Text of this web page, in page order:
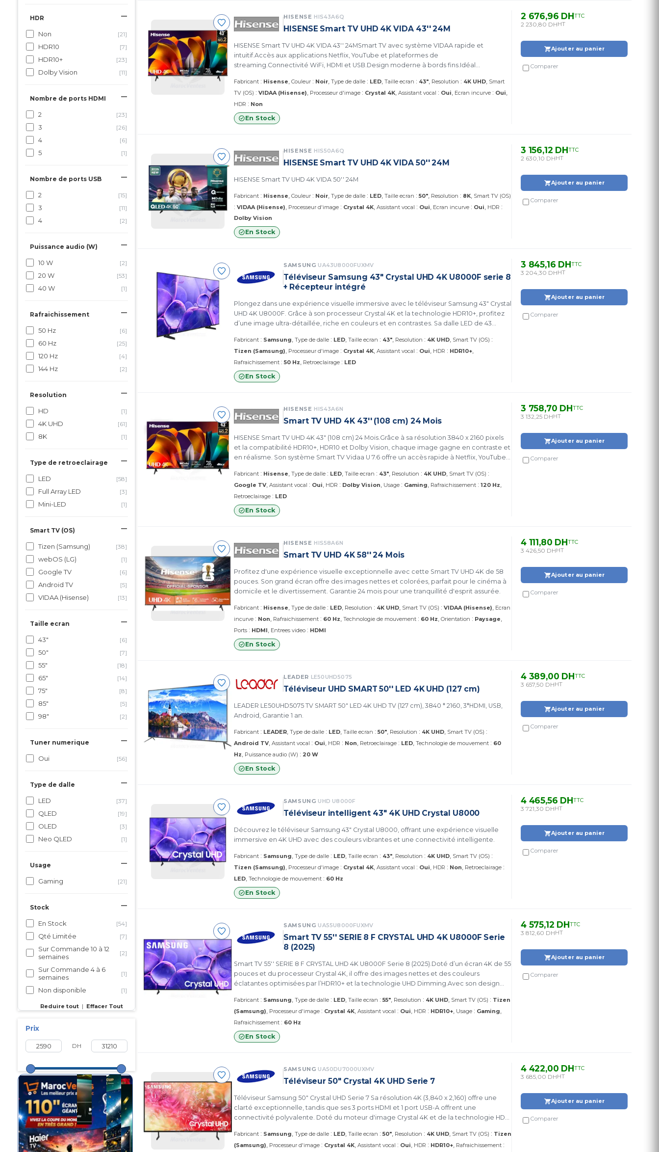
HDR
Non [21]
HDR10 [7]
HDR10+ [23]
Dolby Vision [11]
Nombre de ports HDMI
2 [23]
3 [26]
4 [6]
5 [1]
Nombre de ports USB
2 [15]
3 [11]
4 [2]
Puissance audio (W)
10 W [2]
20 W [53]
40 W [1]
Rafraichissement
50 Hz [6]
60 Hz [25]
120 Hz [4]
144 Hz [2]
Resolution
HD [1]
4K UHD [61]
8K [1]
Type de retroeclairage
LED [58]
Full Array LED [3]
Mini-LED [1]
Smart TV (OS)
Tizen (Samsung) [38]
webOS (LG) [1]
Google TV [6]
Android TV [5]
VIDAA (Hisense) [13]
Taille ecran
43" [6]
50" [7]
55" [18]
65" [14]
75" [8]
85" [5]
98" [2]
Tuner numerique
Oui [56]
Type de dalle
LED [37]
QLED [19]
OLED [3]
Neo QLED [1]
Usage
Gaming [21]
Stock
En Stock [54]
Qté Limitée [7]
Sur Commande 10 à 12
semaines
[2]
Sur Commande 4 à 6
semaines
[1]
Non disponible [1]
Reduire tout | Effacer Tout
Prix
DH
Maroc FiFa 2026
Les prix ouf sur
la gammeHisense
Maroc
HISENSE HIS43A6Q
HISENSE Smart TV UHD 4K VIDA 43'' 24M
HISENSE Smart TV UHD 4K VIDA 43'' 24MSmart TV avec système VIDAA rapide et
intuitif.Accès aux applications Netflix, YouTube et plateformes de
streaming.Connectivité WiFi, HDMI et USB.Design moderne à bords fins.Idéal
Fabricant : Hisense Couleur : Noir Type de dalle : LED Taille ecran : 43" Resolution : 4K UHD Smart
TV (OS) : VIDAA (Hisense) Processeur d'image : Crystal 4K Assistant vocal : Oui Ecran incurve : Oui
HDR : Non
En Stock
2 676,96 DHTTC
2 230,80 DHHT
Ajouter au panier
Comparer
HISENSE HIS50A6Q
HISENSE Smart TV UHD 4K VIDA 50'' 24M
HISENSE Smart TV UHD 4K VIDA 50'' 24M
Fabricant : Hisense Couleur : Noir Type de dalle : LED Taille ecran : 50" Resolution : 8K Smart TV (OS)
: VIDAA (Hisense) Processeur d'image : Crystal 4K Assistant vocal : Oui Ecran incurve : Oui HDR :
Dolby Vision
En Stock
3 156,12 DHTTC
2 630,10 DHHT
Ajouter au panier
Comparer
SAMSUNG UA43U8000FUXMV
Téléviseur Samsung 43" Crystal UHD 4K U8000F serie 8
+ Récepteur intégré
Plongez dans une expérience visuelle immersive avec le téléviseur Samsung 43" Crystal
UHD 4K U8000F. Grâce à son processeur Crystal 4K et la technologie HDR10+, profitez
d’une image ultra-détaillée, riche en couleurs et en contrastes. Sa dalle LED de 43
Fabricant : Samsung Type de dalle : LED Taille ecran : 43" Resolution : 4K UHD Smart TV (OS) :
Tizen (Samsung) Processeur d'image : Crystal 4K Assistant vocal : Oui HDR : HDR10+
Rafraichissement : 50 Hz Retroeclairage : LED
En Stock
3 845,16 DHTTC
3 204,30 DHHT
Ajouter au panier
Comparer
HISENSE HIS43A6N
Smart TV UHD 4K 43'' (108 cm) 24 Mois
HISENSE Smart TV UHD 4K 43" (108 cm) 24 Mois.Grâce à sa résolution 3840 x 2160 pixels
et la compatibilité HDR10+, HDR10 et Dolby Vision, chaque image gagne en contraste et
en réalisme. Son système Smart TV Vidaa U 7.6 offre un accès rapide à Netflix, YouTube,
Alexa/Google Assistant simplifient le contrôle. (HISENSE HIS43A6N)
Fabricant : Hisense Type de dalle : LED Taille ecran : 43" Resolution : 4K UHD Smart TV (OS) :
Google TV Assistant vocal : Oui HDR : Dolby Vision Usage : Gaming Rafraichissement : 120 Hz
Retroeclairage : LED
En Stock
3 758,70 DHTTC
3 132,25 DHHT
Ajouter au panier
Comparer
HISENSE HIS58A6N
Smart TV UHD 4K 58'' 24 Mois
Profitez d'une expérience visuelle exceptionnelle avec cette Smart TV UHD 4K de 58
pouces. Son grand écran offre des images nettes et colorées, parfait pour le cinéma à
domicile et le divertissement. Garantie 24 mois pour une tranquillité d'esprit assurée.
Fabricant : Hisense Type de dalle : LED Resolution : 4K UHD Smart TV (OS) : VIDAA (Hisense) Ecran
incurve : Non Rafraichissement : 60 Hz Technologie de mouvement : 60 Hz Orientation : Paysage
Ports : HDMI Entrees video : HDMI
En Stock
4 111,80 DHTTC
3 426,50 DHHT
Ajouter au panier
Comparer
LEADER LE50UHD5075
Téléviseur UHD SMART 50'' LED 4K UHD (127 cm)
LEADER LE50UHD5075 TV SMART 50" LED 4K UHD TV (127 cm), 3840 * 2160, 3*HDMI, USB,
Android, Garantie 1 an.
Fabricant : LEADER Type de dalle : LED Taille ecran : 50" Resolution : 4K UHD Smart TV (OS) :
Android TV Assistant vocal : Oui HDR : Non Retroeclairage : LED Technologie de mouvement : 60
Hz Puissance audio (W) : 20 W
En Stock
4 389,00 DHTTC
3 657,50 DHHT
Ajouter au panier
Comparer
SAMSUNG UHD U8000F
Téléviseur intelligent 43" 4K UHD Crystal U8000
Découvrez le téléviseur Samsung 43" Crystal U8000, offrant une expérience visuelle
immersive en 4K UHD avec des couleurs vibrantes et une connectivité intelligente.
Fabricant : Samsung Type de dalle : LED Taille ecran : 43" Resolution : 4K UHD Smart TV (OS) :
Tizen (Samsung) Processeur d'image : Crystal 4K Assistant vocal : Oui HDR : Non Retroeclairage :
LED Technologie de mouvement : 60 Hz
En Stock
4 465,56 DHTTC
3 721,30 DHHT
Ajouter au panier
Comparer
SAMSUNG UA55U8000FUXMV
Smart TV 55'' SERIE 8 F CRYSTAL UHD 4K U8000F Serie
8 (2025)
Smart TV 55'' SERIE 8 F CRYSTAL UHD 4K U8000F Serie 8 (2025).Doté d’un écran 4K de 55
pouces et du processeur Crystal 4K, il offre des images nettes et des couleurs
éclatantes optimisées par l’HDR10+ et la technologie UHD Dimming.Avec son design
performance et intelligence. (Samsung UA55U8000FUXMV)
Fabricant : Samsung Type de dalle : LED Taille ecran : 55" Resolution : 4K UHD Smart TV (OS) : Tizen
(Samsung) Processeur d'image : Crystal 4K Assistant vocal : Oui HDR : HDR10+ Usage : Gaming
Rafraichissement : 60 Hz
En Stock
4 575,12 DHTTC
3 812,60 DHHT
Ajouter au panier
Comparer
SAMSUNG UA50DU7000UXMV
Téléviseur 50" Crystal 4K UHD Serie 7
Téléviseur Samsung 50" Crystal UHD Serie 7 Sa résolution 4K (3,840 x 2,160) offre une
clarté exceptionnelle, tandis que ses 3 ports HDMI et 1 port USB-A offrent une
connectivité polyvalente. Doté du moteur d'image Crystal 4K et de la technologie HDR
Fabricant : Samsung Type de dalle : LED Taille ecran : 50" Resolution : 4K UHD Smart TV (OS) : Tizen
(Samsung) Processeur d'image : Crystal 4K Assistant vocal : Oui HDR : HDR10+ Rafraichissement :
4 422,00 DHTTC
3 685,00 DHHT
Ajouter au panier
Comparer